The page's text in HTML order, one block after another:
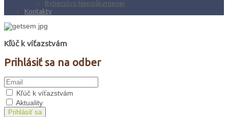
Rytierstvo Nepoškvrnenej
Kontakty
Kľúč k víťazstvám
Prihlásiť sa na odber
Kľúč k víťazstvám
Aktuality
Prihlásiť sa